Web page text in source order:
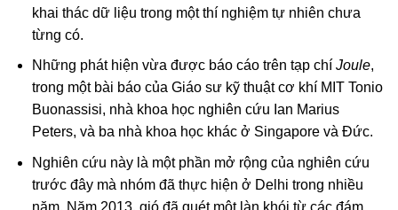
khai thác dữ liệu trong một thí nghiệm tự nhiên chưa
từng có.
Những phát hiện vừa được báo cáo trên tạp chí Joule,
trong một bài báo của Giáo sư kỹ thuật cơ khí MIT Tonio
Buonassisi, nhà khoa học nghiên cứu Ian Marius
Peters, và ba nhà khoa học khác ở Singapore và Đức.
Nghiên cứu này là một phần mở rộng của nghiên cứu
trước đây mà nhóm đã thực hiện ở Delhi trong nhiều
năm. Năm 2013, gió đã quét một làn khói từ các đám